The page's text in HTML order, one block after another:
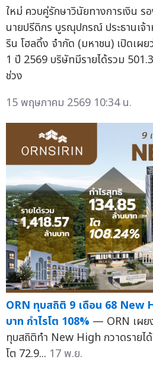
ใหม่ ควบคู่รักษาวินัยทางการเงิน รอ
นายปรีดิกร บูรณุปกรณ์ ประธานเจ้
ริน โฮลดิ้ง จำกัด (มหาชน) เปิดเผย
1 ปี 2569 บริษัทมีรายได้รวม
ช่วง
15 พฤษภาคม 2569 10:34 น.
ORN ทุบสถิติ 9 เดือน 68 New
บาท กำไรโต 108% — ORN เผย
ทุบสถิติทำ New High กวาดรายไ
โต 72.9... 17 พ.ย.